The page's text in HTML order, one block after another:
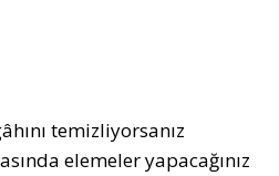
temizliyorsanız
elemeler yapacağınız